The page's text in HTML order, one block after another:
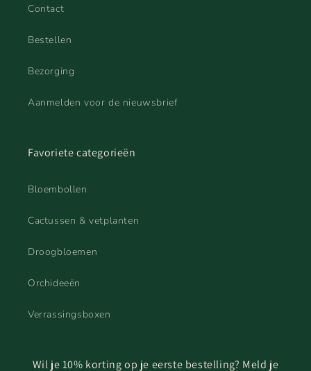
Contact
Bestellen
Bezorging
Aanmelden voor de nieuwsbrief
Favoriete categorieën
Bloembollen
Cactussen & vetplanten
Droogbloemen
Orchideeën
Verrassingsboxen
Wil je 10% korting op je eerste bestelling? Meld je